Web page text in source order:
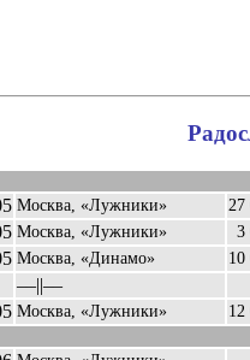
Москва, «Лужники» 27
Москва, «Лужники» 3
Москва, «Динамо» 10
––||––
Москва, «Лужники» 12